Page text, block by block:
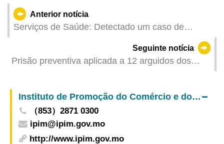
Anterior notícia
Serviços de Saúde: Detectado um caso de
Seguinte notícia
Prisão preventiva aplicada a 12 arguidos dos
Instituto de Promoção do Comércio e do Investimento
（853）2871 0300
ipim@ipim.gov.mo
http://www.ipim.gov.mo